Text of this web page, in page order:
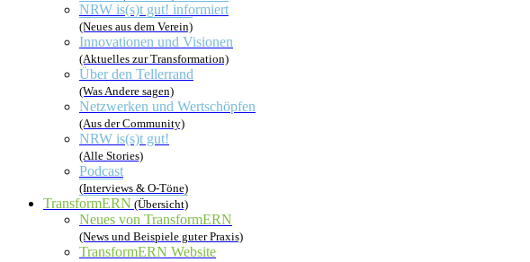
NRW is(s)t gut! informiert
(Neues aus dem Verein)
Innovationen und Visionen
(Aktuelles zur Transformation)
Über den Tellerrand
(Was Andere sagen)
Netzwerken und Wertschöpfen
(Aus der Community)
NRW is(s)t gut!
(Alle Stories)
Podcast
(Interviews & O-Töne)
TransformERN (Übersicht)
Neues von TransformERN
(News und Beispiele guter Praxis)
TransformERN Website